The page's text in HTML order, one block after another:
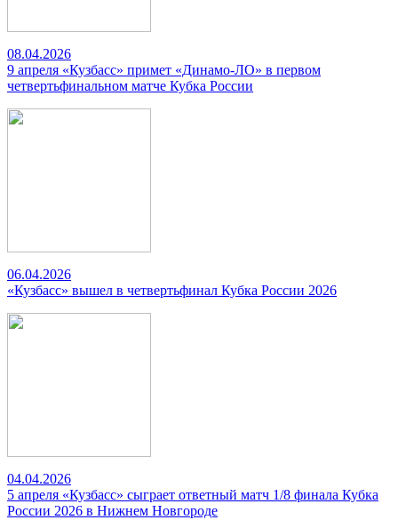
08.04.2026
9 апреля «Кузбасс» примет «Динамо-ЛО» в первом
четвертьфинальном матче Кубка России
06.04.2026
«Кузбасс» вышел в четвертьфинал Кубка России 2026
04.04.2026
5 апреля «Кузбасс» сыграет ответный матч 1/8 финала Кубка
России 2026 в Нижнем Новгороде